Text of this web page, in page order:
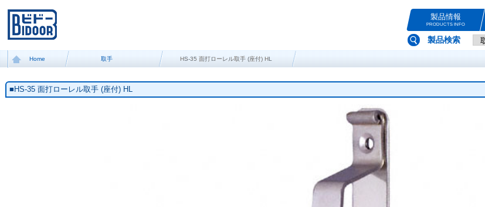
製品情報
PRODUCTS INFO
製品検索
Home 取手 HS-35 面打ローレル取手 (座付) HL
■HS-35 面打ローレル取手 (座付) HL